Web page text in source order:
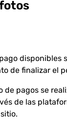
disponibles
de finalizar el
de pagos se
de las